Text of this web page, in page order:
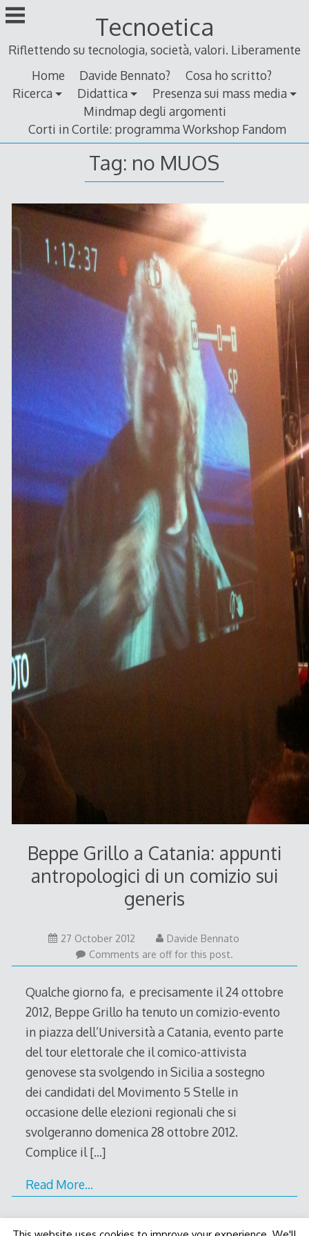
Skip
to
Tecnoetica
Riflettendo su tecnologia, società, valori. Liberamente
Home
Davide Bennato?
Cosa ho scritto?
Ricerca
Didattica
Presenza sui mass media
Mindmap degli argomenti
Corti in Cortile: programma Workshop Fandom
Tag: no MUOS
Beppe Grillo a Catania: appunti
antropologici di un comizio sui
generis
27 October 2012
October
2012
Davide Bennato
Comments are off for this post.
Qualche giorno fa, e precisamente il 24 ottobre
2012, Beppe Grillo ha tenuto un comizio-evento
in piazza dell’Università a Catania, evento parte
del tour elettorale che il comico-attivista
genovese sta svolgendo in Sicilia a sostegno
dei candidati del Movimento 5 Stelle in
occasione delle elezioni regionali che si
svolgeranno domenica 28 ottobre 2012.
Complice il[…]
Read More…